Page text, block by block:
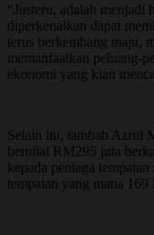
“Justeru, adalah menjadi
diperkenalkan dapat
terus berkembang maju,
memanfaatkan peluang-
ekonomi yang kian
Selain itu, tambah Azrul
bernilai RM295 juta
kepada peniaga
tempatan yang mana